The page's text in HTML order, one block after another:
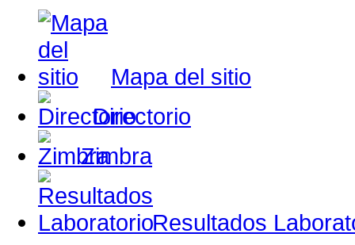
Mapa del sitio
Directorio
Zimbra
Resultados